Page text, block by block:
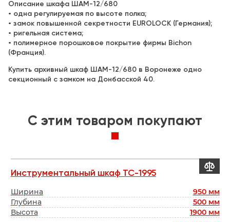
Описание шкафа ШАМ-12/680
• одна регулируемая по высоте полка;
• замок повышенной секретности EUROLOCK (Германия);
• ригельная система;
• полимерное порошковое покрытие фирмы Bichon
(Франция).
Купить архивный шкаф ШАМ-12/680 в Воронеже одно
секционный с замком на Донбасской 40.
C этим товаром покупают
Инструментальный шкаф TC-1995
Ширина
950 мм
Глубина
500 мм
Высота
1900 мм
